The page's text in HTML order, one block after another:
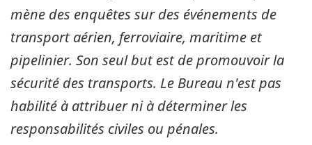
mène des enquêtes sur des événements de
transport aérien, ferroviaire, maritime et
pipelinier. Son seul but est de promouvoir la
sécurité des transports. Le Bureau n'est pas
habilité à attribuer ni à déterminer les
responsabilités civiles ou pénales.